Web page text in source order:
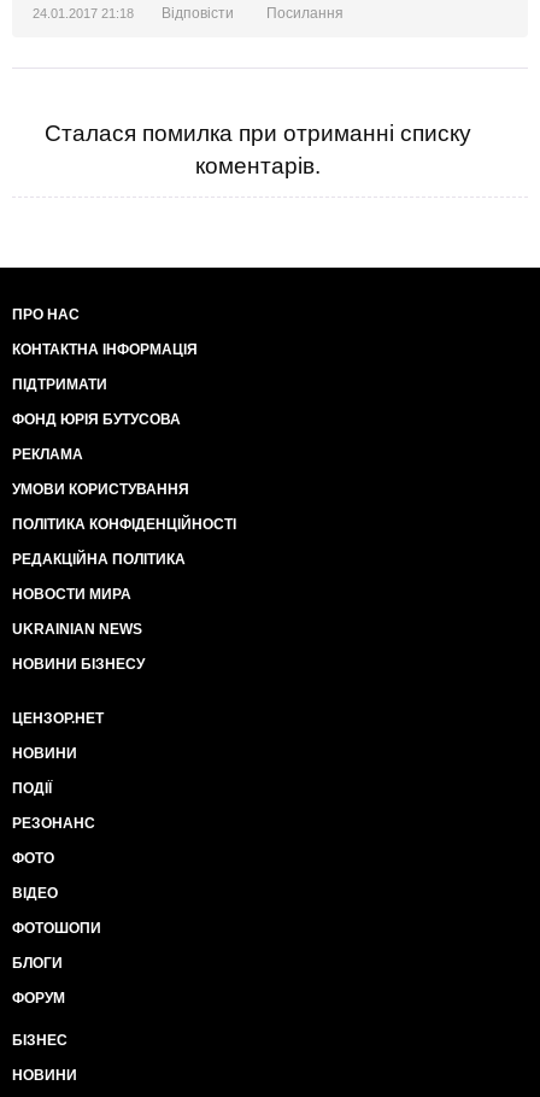
24.01.2017 21:18 Відповісти Посилання
Сталася помилка при отриманні списку
коментарів.
ПРО НАС
КОНТАКТНА ІНФОРМАЦІЯ
ПІДТРИМАТИ
ФОНД ЮРІЯ БУТУСОВА
РЕКЛАМА
УМОВИ КОРИСТУВАННЯ
ПОЛІТИКА КОНФІДЕНЦІЙНОСТІ
РЕДАКЦІЙНА ПОЛІТИКА
НОВОСТИ МИРА
UKRAINIAN NEWS
НОВИНИ БІЗНЕСУ
ЦЕНЗОР.НЕТ
НОВИНИ
ПОДІЇ
РЕЗОНАНС
ФОТО
ВІДЕО
ФОТОШОПИ
БЛОГИ
ФОРУМ
БІЗНЕС
НОВИНИ